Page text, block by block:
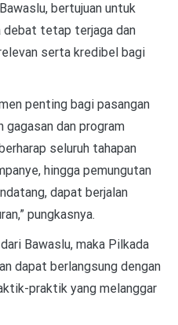
bertujuan untuk
tetap terjaga dan
serta kredibel bagi
penting bagi pasangan
gagasan dan program
seluruh tahapan
hingga pemungutan
dapat berjalan
pungkasnya.
Bawaslu, maka Pilkada
dapat berlangsung dengan
praktik yang melanggar